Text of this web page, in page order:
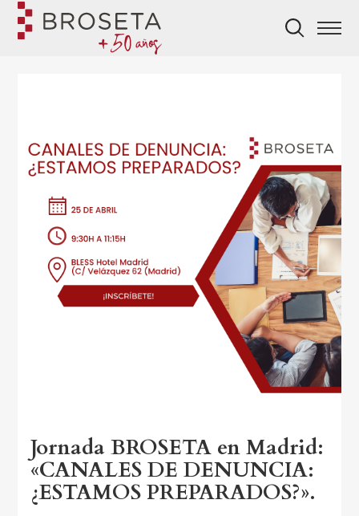
Jornada BROSETA en Madrid:
«CANALES DE DENUNCIA:
¿ESTAMOS PREPARADOS?».